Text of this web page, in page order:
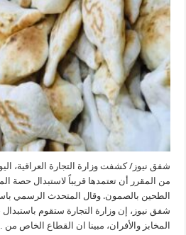
شفق نيوز/ كشفت وزارة التجارة العراقية،
من المقرر أن تعتمدها قريباً لاستبدال حصة
الطحين بالصمون. وقال المتحدث الرسمي
شفق نيوز، إن وزارة التجارة ستقوم
المخابز والأفران، مبينا ان القطاع الخاص من